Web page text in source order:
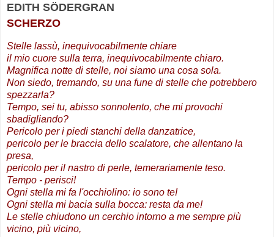
EDITH SÖDERGRAN
SCHERZO
Stelle lassù, inequivocabilmente chiare
il mio cuore sulla terra, inequivocabilmente chiaro.
Magnifica notte di stelle, noi siamo una cosa sola.
Non siedo, tremando, su una fune di stelle che potrebbero
spezzarla?
Tempo, sei tu, abisso sonnolento, che mi provochi
sbadigliando?
Pericolo per i piedi stanchi della danzatrice,
pericolo per le braccia dello scalatore, che allentano la
presa,
pericolo per il nastro di perle, temerariamente teso.
Tempo ‑ perisci!
Ogni stella mi fa l'occhiolino: io sono te!
Ogni stella mi bacia sulla bocca: resta da me!
Le stelle chiudono un cerchio intorno a me sempre più
vicino, più vicino,